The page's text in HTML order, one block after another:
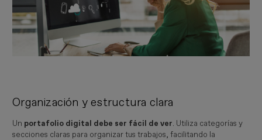
Organización y estructura clara
Un portafolio digital debe ser fácil de ver. Utiliza categorías y
secciones claras para organizar tus trabajos, facilitando la